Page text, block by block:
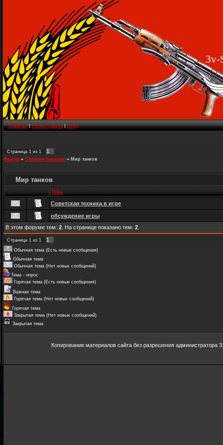
3v-
Главная|Регистрация|Вход
Страница 1 из 1 1
Форум » Сетевые баталии » Мир танков
Мир танков
Тема
Советская техника в игре
обсуждение игры
В этом форуме тем: 2 . На странице показано тем: 2
Страница 1 из 1 1
Обычная тема (Есть новые сообщения)
Обычная тема
Обычная тема (Нет новых сообщений)
Тема - опрос
Горячая тема (Есть новые сообщения)
Важная тема
Горячая тема (Нет новых сообщений)
Горячая тема
Закрытая тема (Нет новых сообщений)
Закрытая тема
Копирование материалов сайта без разрешения